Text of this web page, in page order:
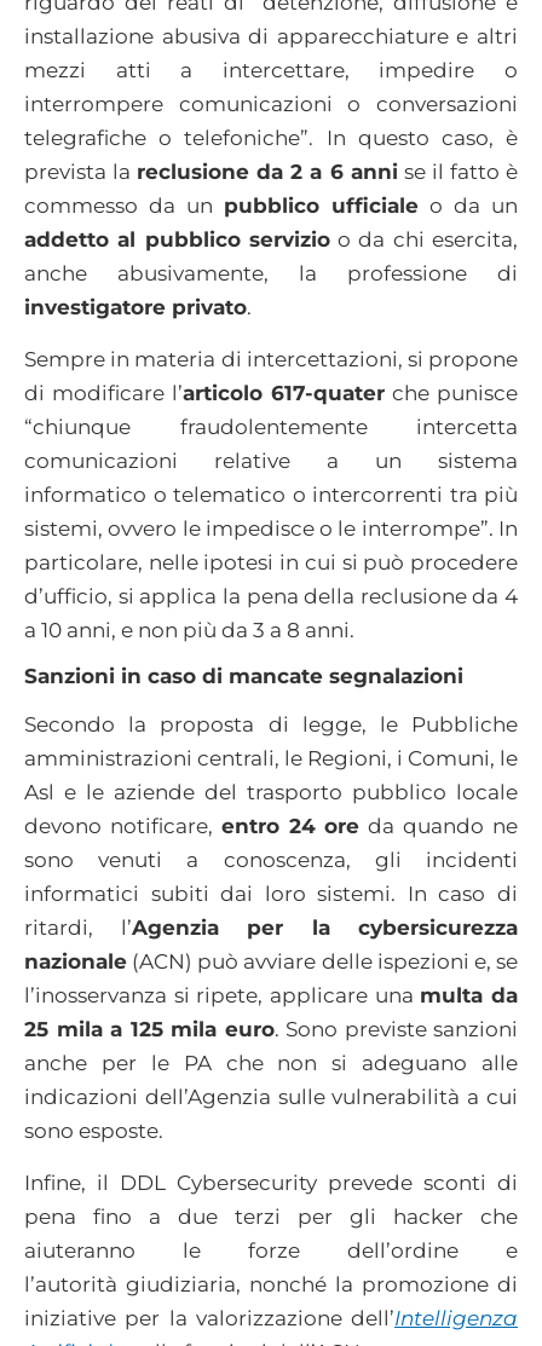
installazione abusiva di apparecchiature e altri
mezzi atti a intercettare, impedire o
interrompere comunicazioni o conversazioni
telegrafiche o telefoniche”. In questo caso, è
prevista la reclusione da 2 a 6 anni se il fatto è
commesso da un pubblico ufficiale o da un
addetto al pubblico servizioo da chi esercita,
anche abusivamente, la professione di
investigatore privato.
Sempre in materia di intercettazioni, si propone
di modificare l’articolo 617-quater che punisce
“chiunque fraudolentemente intercetta
comunicazioni relative a un sistema
informatico o telematico o intercorrenti tra più
sistemi, ovvero le impedisce o le interrompe”. In
particolare, nelle ipotesi in cui si può procedere
d’ufficio, si applica la pena della reclusione da 4
a 10 anni, e non più da 3 a 8 anni.
Sanzioni in caso di mancate segnalazioni
Secondo la proposta di legge, le Pubbliche
amministrazioni centrali, le Regioni, i Comuni, le
Asl e le aziende del trasporto pubblico locale
devono notificare, entro 24 ore da quando ne
sono venuti a conoscenza, gli incidenti
informatici subiti dai loro sistemi. In caso di
ritardi, l’Agenzia per la cybersicurezza
nazionale (ACN) può avviare delle ispezioni e, se
l’inosservanza si ripete, applicare una multa da
25 mila a 125 mila euro. Sono previste sanzioni
anche per le PA che non si adeguano alle
indicazioni dell’Agenzia sulle vulnerabilità a cui
sono esposte.
Infine, il DDL Cybersecurity prevede sconti di
pena fino a due terzi per gli hacker che
aiuteranno le forze dell’ordine e
l’autorità giudiziaria, nonché la promozione di
iniziative per la valorizzazione dell’Intelligenza